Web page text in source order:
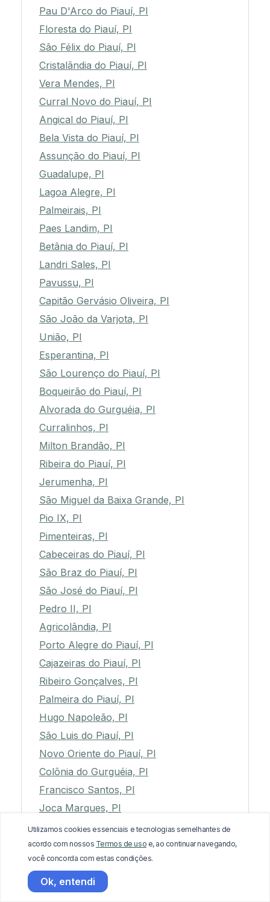
Pau D'Arco do Piauí, PI
Floresta do Piauí, PI
São Félix do Piauí, PI
Cristalândia do Piauí, PI
Vera Mendes, PI
Curral Novo do Piauí, PI
Angical do Piauí, PI
Bela Vista do Piauí, PI
Assunção do Piauí, PI
Guadalupe, PI
Lagoa Alegre, PI
Palmeirais, PI
Paes Landim, PI
Betânia do Piauí, PI
Landri Sales, PI
Pavussu, PI
Capitão Gervásio Oliveira, PI
São João da Varjota, PI
União, PI
Esperantina, PI
São Lourenço do Piauí, PI
Boqueirão do Piauí, PI
Alvorada do Gurguéia, PI
Curralinhos, PI
Milton Brandão, PI
Ribeira do Piauí, PI
Jerumenha, PI
São Miguel da Baixa Grande, PI
Pio IX, PI
Pimenteiras, PI
Cabeceiras do Piauí, PI
São Braz do Piauí, PI
São José do Piauí, PI
Pedro II, PI
Agricolândia, PI
Porto Alegre do Piauí, PI
Cajazeiras do Piauí, PI
Ribeiro Gonçalves, PI
Palmeira do Piauí, PI
Hugo Napoleão, PI
São Luis do Piauí, PI
Novo Oriente do Piauí, PI
Colônia do Gurguéia, PI
Francisco Santos, PI
Joca Marques, PI
Madeiro, PI
Sebastião Leal, PI
Morro do Chapéu do Piauí, PI
Matias Olímpio, PI
Utilizamos cookies essenciais e tecnologias semelhantes de
acordo com nossos Termos de uso e, ao continuar navegando,
você concorda com estas condições.
Ok, entendi